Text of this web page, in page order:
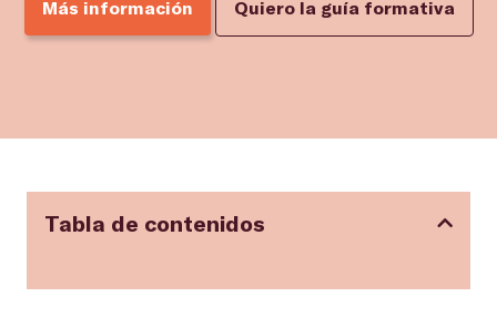
Más información Quiero la guía formativa
Tabla de contenidos